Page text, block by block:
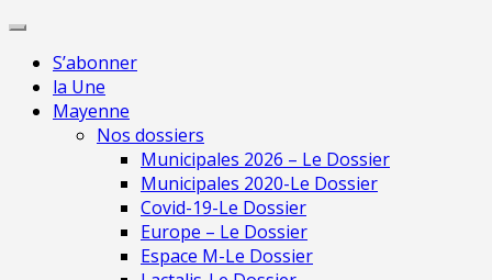
Skip
contentS’abonner
la Une
Mayenne
Nos dossiers
Municipales 2026 – Le Dossier
Municipales 2020-Le Dossier
Covid-19-Le Dossier
Europe – Le Dossier
Espace M-Le Dossier
indépendante en
Mayenne